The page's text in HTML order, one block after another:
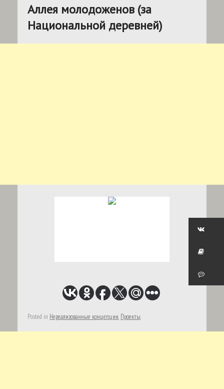
Аллея молодоженов (за
Национальной деревней)
Posted in Нереализованные концепции, Проекты.